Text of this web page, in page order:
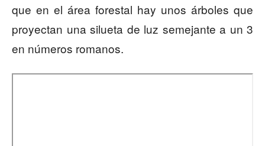
que en el área forestal hay unos árboles que
proyectan una silueta de luz semejante a un 3
en números romanos.